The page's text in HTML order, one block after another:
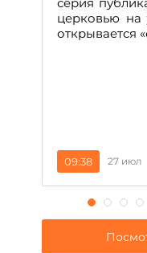
церковью на
открывается
09:38 27 июл